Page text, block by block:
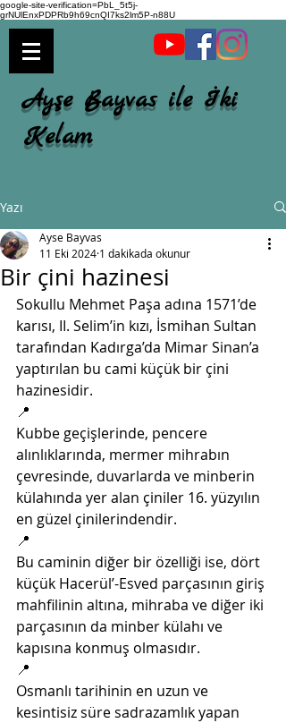
google-site-verification=PbL_5t5j-
grNUlEnxPDPRb9h69cnQI7ks2lm5P-n88U
Ayşe Bayvas ile İki
Kelam
Yazı
Bir çini hazinesi
Ayse Bayvas
11 Eki 2024 1 dakikada okunur
Sokullu Mehmet Paşa adına 1571’de
karısı, II. Selim’in kızı, İsmihan Sultan
tarafından Kadırga’da Mimar Sinan’a
yaptırılan bu cami küçük bir çini
hazinesidir.
📍
Kubbe geçişlerinde, pencere
alınlıklarında, mermer mihrabın
çevresinde, duvarlarda ve minberin
külahında yer alan çiniler 16. yüzyılın
en güzel çinilerindendir.
📍
Bu caminin diğer bir özelliği ise, dört
küçük Hacerül’-Esved parçasının giriş
mahfilinin altına, mihraba ve diğer iki
parçasının da minber külahı ve
kapısına konmuş olmasıdır.
📍
Osmanlı tarihinin en uzun ve
kesintisiz süre sadrazamlık yapan